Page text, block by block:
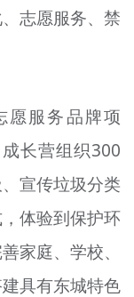
志愿服务、禁
愿服务品牌项
长营组织300
宣传垃圾分类
体验到保护环
家庭、学校、
具有东城特色